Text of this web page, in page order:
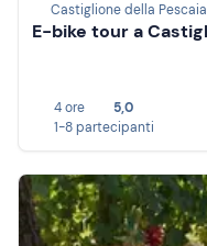
Castiglione della Pescaia
E-bike tour a
4 ore
5,0
1-8 partecipanti